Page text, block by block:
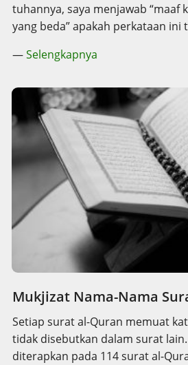
tuhannya, saya menjawab “maaf
yang beda” apakah perkataan ini
—Selengkapnya
Mukjizat Nama-Nama
Setiap surat al-Quran memuat
tidak disebutkan dalam surat
diterapkan pada 114 surat al-